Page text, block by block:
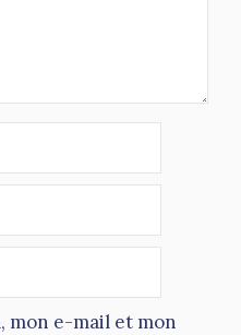
mon e-mail et mon